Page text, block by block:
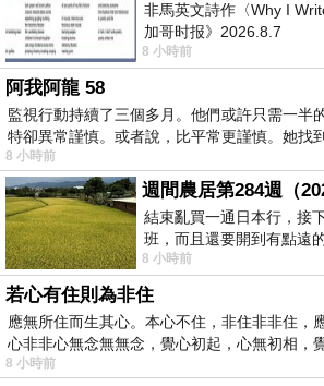
非馬英文詩作〈Why I
加哥时报》2026.8.7
8 小時前
阿我阿龍 58
監視行動持續了三個多月。他們或許只需一半
特卻異常謹慎。或者說，比平常更謹慎。她找
8 小時前
結束亂買一通日本行，接
班，而且還要開到有點遠
花不少錢，星期一出門上
8 小時前
若心有住則為非住
應無所住而生其心。本心不住，非住非非住，
心非非心無念無無念，覺心初起，心無初相，
8 小時前